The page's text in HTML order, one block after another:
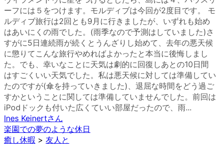
ーフには５をつけます。モルディブは今回が2度目です。 モ
ルディブ旅行は2回とも9月に行きましたが、いずれも始め
はあいにくの雨でした。(雨季なので予測はしていました)さ
すがに5日連続雨が続くとうんざりし始めて、去年の悪天候
に懲りてこんな旅行やめればよかったと本当に後悔しまし
た。でも、幸いなことに天気は劇的に回復しあとの10日間
はすごくいい天気でした。私は悪天候に対しては準備してい
たのですが(傘を持っていきました)、退屈な時間をどう過ご
すかということに関しては準備していませんでした。前回は
iPodドックも付いた広くていい部屋だったので、雨...
Ines Keinertさん
楽園での夢のような休日
癒し休暇 > 友人と